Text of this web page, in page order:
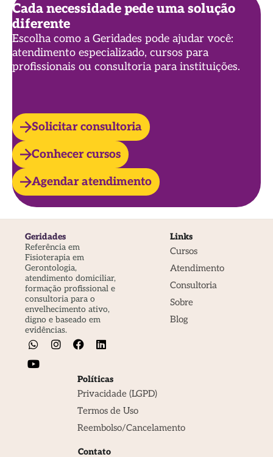
Cada necessidade pede uma solução
diferente
Escolha como a Geridades pode ajudar você:
atendimento especializado, cursos para
profissionais ou consultoria para instituições.
Solicitar consultoria
Conhecer cursos
Agendar atendimento
Geridades
Referência em
Fisioterapia em
Gerontologia,
atendimento domiciliar,
formação profissional e
consultoria para o
envelhecimento ativo,
digno e baseado em
evidências.
Links
Cursos
Atendimento
Consultoria
Sobre
Blog
Políticas
Privacidade (LGPD)
Termos de Uso
Reembolso/Cancelamento
Contato